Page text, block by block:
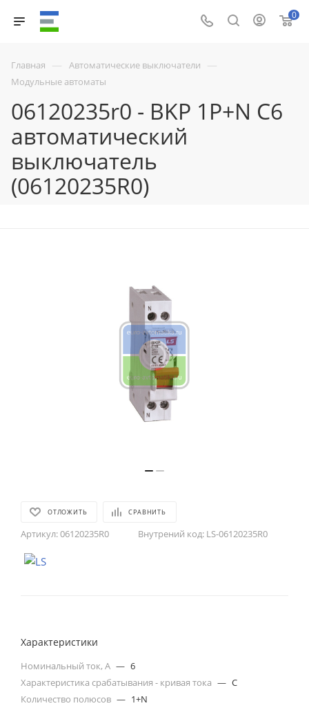
0
Главная — Автоматические выключатели —
Модульные автоматы
06120235r0 - BKP 1P+N C6
автоматический
выключатель
(06120235R0)
ОТЛОЖИТЬ СРАВНИТЬ
Артикул:06120235R0 Внутрений код: LS-06120235R0
Характеристики
Номинальный ток, А — 6
Характеристика срабатывания - кривая тока — C
Количество полюсов — 1+N